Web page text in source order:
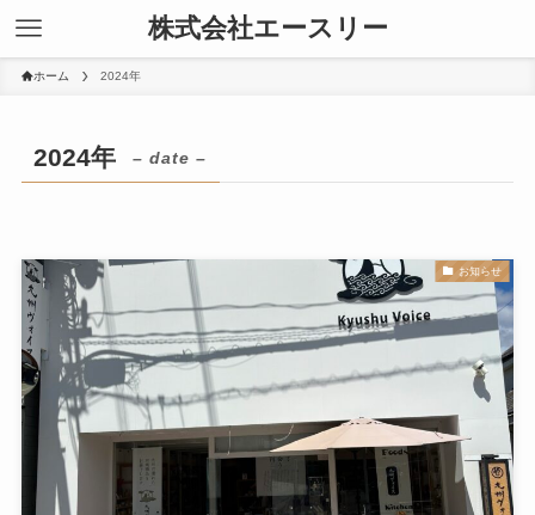
株式会社エースリー
ホーム 2024年
2024年 – date –
お知らせ